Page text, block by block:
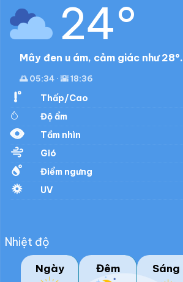
24°
Mây đen u ám, cảm giác như 28°.
🌅 05:34 · 🌇 18:36
Thấp/Cao
Độ ẩm
Tầm nhìn
Gió
Điểm ngưng
UV
Nhiệt độ
Ngày Đêm Sáng